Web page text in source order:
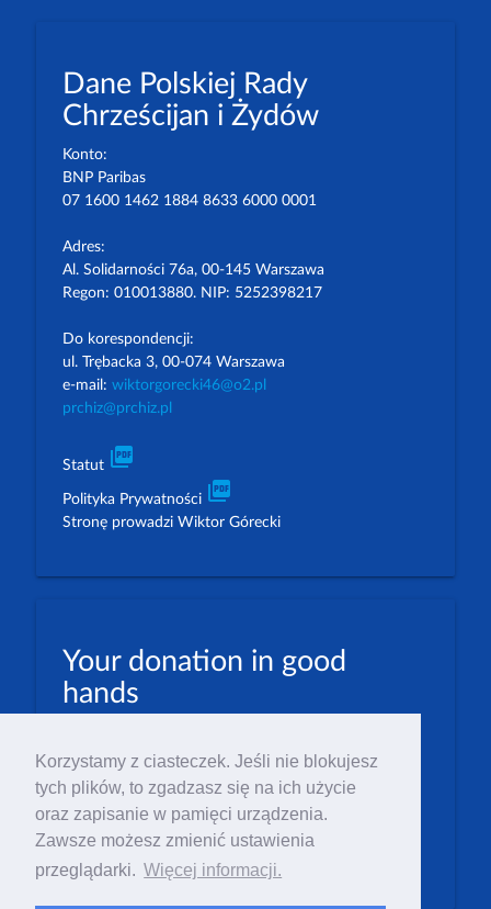
Korzystamy z ciasteczek. Jeśli nie blokujesz
tych plików, to zgadzasz się na ich użycie
oraz zapisanie w pamięci urządzenia.
Zawsze możesz zmienić ustawienia
przeglądarki. Więcej informacji.
Dane Polskiej Rady
Chrześcijan i Żydów
Konto:
BNP Paribas
07 1600 1462 1884 8633 6000 0001
Adres:
Al. Solidarności 76a, 00-145 Warszawa
Regon: 010013880. NIP: 5252398217
Do korespondencji:
ul. Trębacka 3, 00-074 Warszawa
e-mail: wiktorgorecki46@o2.pl
prchiz@prchiz.pl
Statut picture_as_pdf
Polityka Prywatności picture_as_pdf
Stronę prowadzi Wiktor Górecki
Your donation in good
hands
EUR: 23 1600 1462 1884 8633 6000 0004
Numer IBAN: PL23 1 600 1462 1884 8633 6000
0004
Numer BIC/SWIFT: PPABPLPK